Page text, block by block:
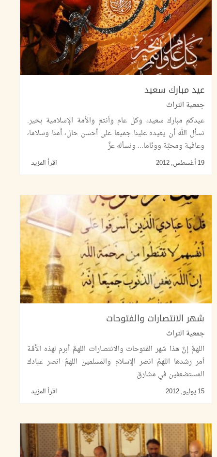
عيد مبارك سعيد
جمعية التراث
عيدكم مبارك سعيد، وكل عام وأنتم والأمة الإسلامية بخير.
نسأل الله أن يعيده علينا جميعا على أحسن حال، أمنا وسلاما،
وعافية ومحبَّة ووئاما... ونسأله عزَّ
19 أغسطس, 2012 اقرأ المزيد
شهر الانتصارات والفتوحات
جمعية التراث
اللهمَّ إنَّ هذا شهر الفتوحات والانتصارات اللهمَّ أبرم لهذه الأمَّة
أمر رشدها اللهمَّ انصر الإسلام والمسلمين اللهمَّ انصر عبادك
المستضعفين في مشارق
15 يوليو, 2012 اقرأ المزيد